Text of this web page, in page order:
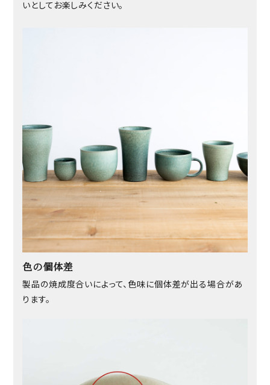
いとしてお楽しみください。
色の個体差
製品の焼成度合いによって、色味に個体差が出る場合があ
ります。